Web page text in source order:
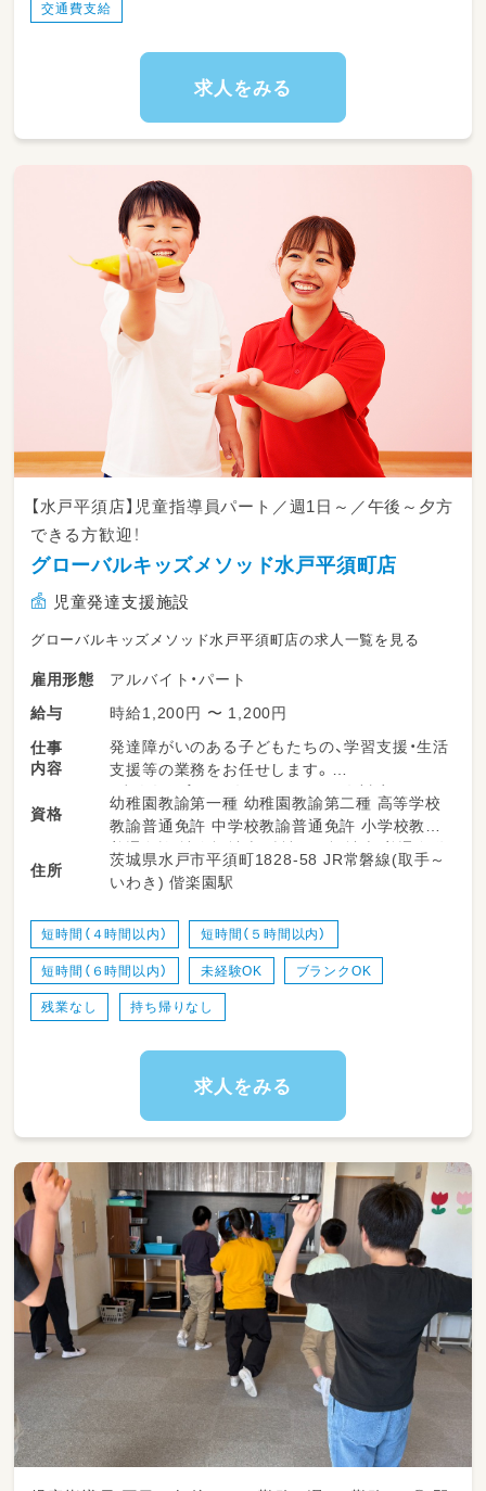
交通費支給
求人をみる
【水戸平須店】児童指導員パート／週1日～／午後～夕方
できる方歓迎！
グローバルキッズメソッド水戸平須町店
児童発達支援施設
グローバルキッズメソッド水戸平須町店の求人一覧を見る
雇用形態
アルバイト・パート
給与
時給1,200円 〜 1,200円
仕事
内容
発達障がいのある子どもたちの、学習支援・生活
支援等の業務をお任せします。
・少人数保育で１名につき２～３名対応
・持ち帰り仕事、残業ナシ！子育て中のママも多
数活躍中！
・送迎業務あり（ＡＴ可）
・児童のみならずご家族へのケアもサービスの
・ワークバランスを重視した運営をしていま
す。
資格
幼稚園教諭第一種 幼稚園教諭第二種 高等学校
教諭普通免許 中学校教諭普通免許 小学校教諭
普通免許 社会福祉士 精神保健福祉士 普通自動
車運転免許
住所
茨城県水戸市平須町1828-58 JR常磐線(取手～
いわき) 偕楽園駅
短時間（４時間以内） 短時間（５時間以内）
短時間（６時間以内） 未経験OK ブランクOK
残業なし 持ち帰りなし
求人をみる